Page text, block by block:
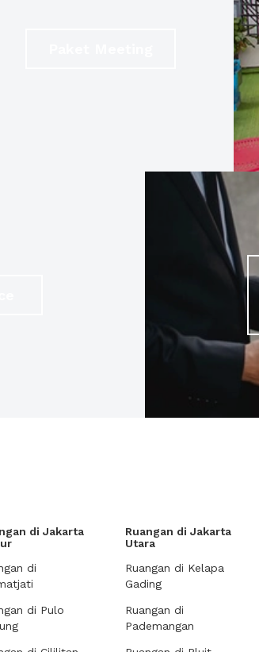
di Jakarta
di
di Pulo
Ruangan di Jakarta
Utara
Ruangan di Kelapa
Gading
Ruangan di
Pademangan